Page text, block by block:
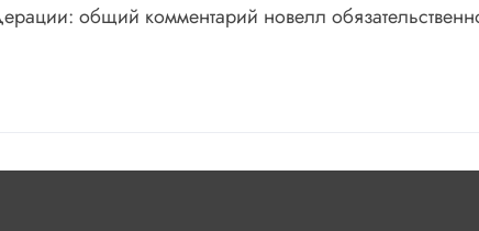
общий комментарий новелл